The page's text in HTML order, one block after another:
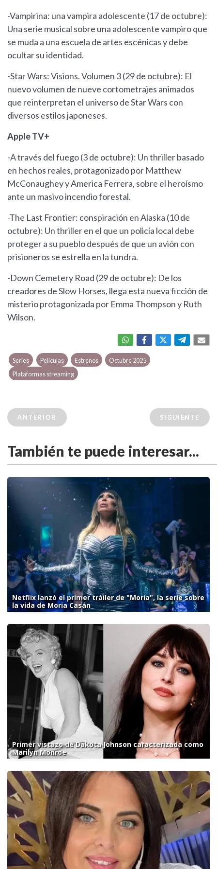
-Vampirina: una vampira adolescente (17 de octubre):
Una serie musical sobre una adolescente vampiro que
se muda a una escuela de artes escénicas y debe
ocultar su identidad.
-Star Wars: Visions. Volumen 3 (29 de octubre): El
nuevo volumen de nueve cortometrajes animados
que reinterpretan el universo de Star Wars con
diversos estilos japoneses.
Apple TV+
-A través del fuego (3 de octubre): Un thriller basado
en hechos reales, protagonizado por Matthew
McConaughey y America Ferrera, sobre el heroísmo
ante un masivo incendio forestal.
-The Last Frontier: conspiración en Alaska (10 de
octubre): Un thriller en el que un policía local debe
proteger a su pueblo después de que un avión con
prisioneros se estrella en la tundra.
-Down Cemetery Road (29 de octubre): De los
creadores de Slow Horses, llega esta nueva ficción de
misterio protagonizada por Emma Thompson y Ruth
Wilson.
Series Películas Estrenos
Octubre 2025
Plataformas streaming
ANTERIOR SIGUIENTE
También te puede interesar...
Netflix lanzó el primer tráiler de "Moria", la serie sobre
la vida de Moria Casán
Primer vistazo de Dakota Johnson caracterizada como
Marilyn Monroe